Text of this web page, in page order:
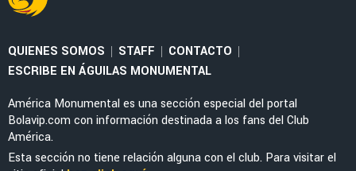
MERCADO
Cruzeiro volverá a la carga por Brian
Rodríguez y preparan una nueva oferta